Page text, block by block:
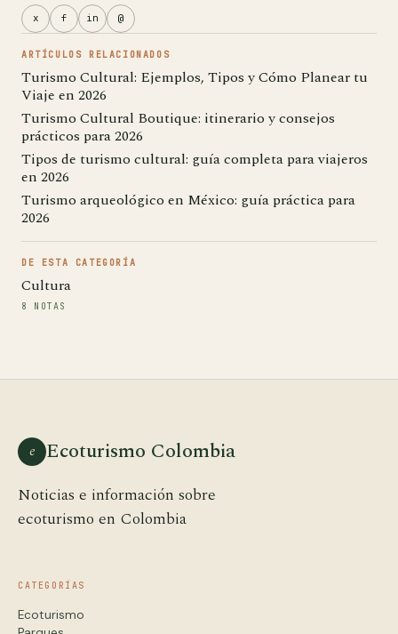
x f in @
ARTÍCULOS RELACIONADOS
Turismo Cultural: Ejemplos, Tipos y Cómo Planear tu
Viaje en 2026
Turismo Cultural Boutique: itinerario y consejos
prácticos para 2026
Tipos de turismo cultural: guía completa para viajeros
en 2026
Turismo arqueológico en México: guía práctica para
2026
DE ESTA CATEGORÍA
Cultura
8 NOTAS
e Ecoturismo Colombia
Noticias e información sobre
ecoturismo en Colombia
CATEGORÍAS
Ecoturismo